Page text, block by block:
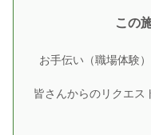
この
お手伝い（職場体験
皆さんからのリクエス